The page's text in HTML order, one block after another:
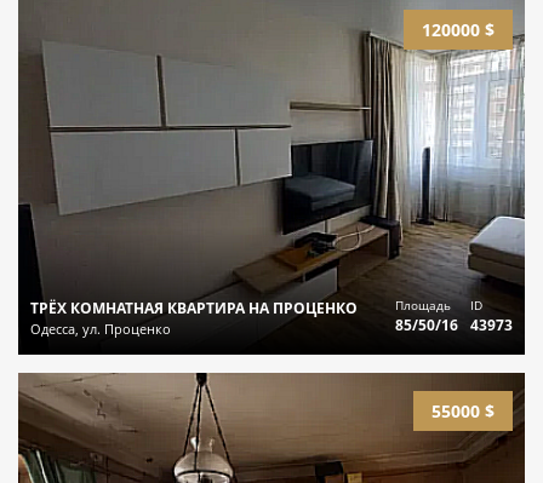
120000 $
ТРЁХ КОМНАТНАЯ КВАРТИРА НА ПРОЦЕНКО
Одесса, ул. Проценко
Площадь
85/50/16
ID
43973
55000 $